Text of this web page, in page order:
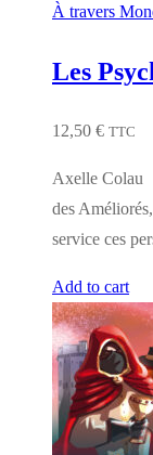
À travers
Les
12,50 € TTC
Axelle Colau
des
service ces
Add to cart